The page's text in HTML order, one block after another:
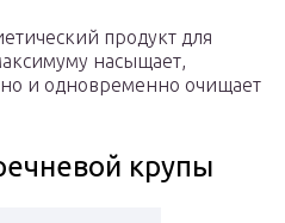
продукт для
насыщает,
и одновременно очищает
крупы